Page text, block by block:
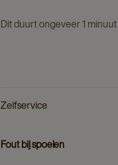
Dit duurt ongeveer 1
Zelfservice
Fout bij spoelen